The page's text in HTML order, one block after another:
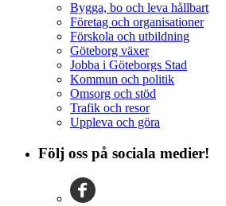
Bygga, bo och leva hållbart
Företag och organisationer
Förskola och utbildning
Göteborg växer
Jobba i Göteborgs Stad
Kommun och politik
Omsorg och stöd
Trafik och resor
Uppleva och göra
Följ oss på sociala medier!